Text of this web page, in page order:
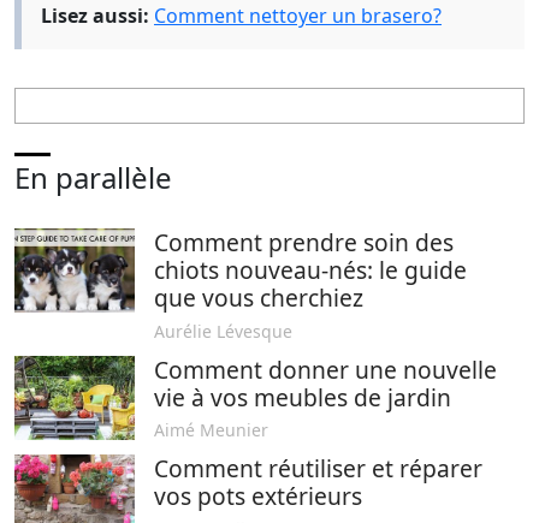
Lisez aussi: Comment nettoyer un brasero?
En parallèle
Comment prendre soin des
chiots nouveau-nés: le guide
que vous cherchiez
Aurélie Lévesque
Comment donner une nouvelle
vie à vos meubles de jardin
Aimé Meunier
Comment réutiliser et réparer
vos pots extérieurs